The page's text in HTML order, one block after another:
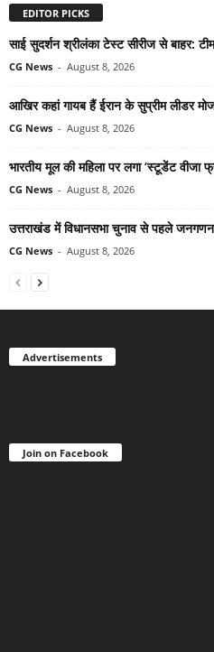
EDITOR PICKS
साई सुदर्शन श्रीलंका टेस्ट सीरीज से बाहर:
CG News - August 8, 2026
आखिर कहां गायब हैं ईरान के सुप्रीम लीडर
CG News - August 8, 2026
भारतीय मूल की महिला पर लगा ‘स्टूडेंट वीजा
CG News - August 8, 2026
उत्तराखंड में विधानसभा चुनाव से पहले
CG News - August 8, 2026
Advertisements
Join on Facebook